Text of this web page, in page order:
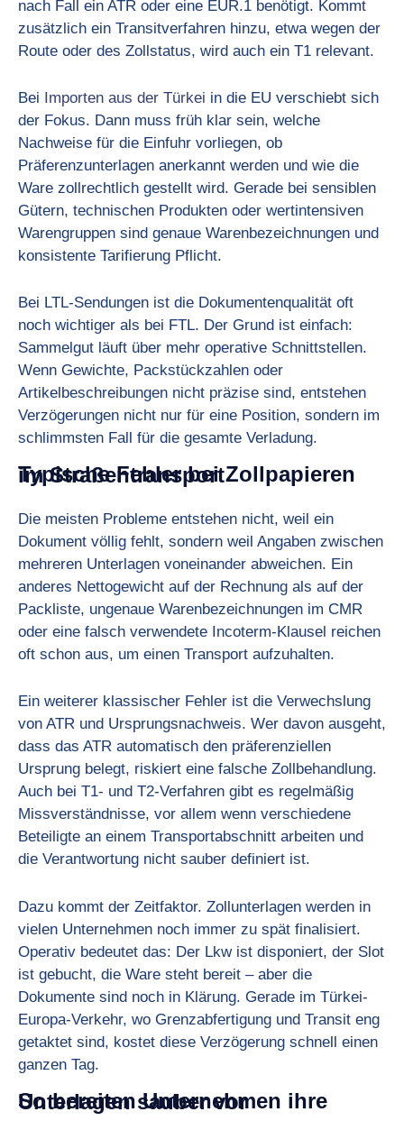
nach Fall ein ATR oder eine EUR.1 benötigt. Kommt
zusätzlich ein Transitverfahren hinzu, etwa wegen der
Route oder des Zollstatus, wird auch ein T1 relevant.
Bei Importen aus der Türkei in die EU verschiebt sich
der Fokus. Dann muss früh klar sein, welche
Nachweise für die Einfuhr vorliegen, ob
Präferenzunterlagen anerkannt werden und wie die
Ware zollrechtlich gestellt wird. Gerade bei sensiblen
Gütern, technischen Produkten oder wertintensiven
Warengruppen sind genaue Warenbezeichnungen und
konsistente Tarifierung Pflicht.
Bei LTL-Sendungen ist die Dokumentenqualität oft
noch wichtiger als bei FTL. Der Grund ist einfach:
Sammelgut läuft über mehr operative Schnittstellen.
Wenn Gewichte, Packstückzahlen oder
Artikelbeschreibungen nicht präzise sind, entstehen
Verzögerungen nicht nur für eine Position, sondern im
schlimmsten Fall für die gesamte Verladung.
Typische Fehler bei Zollpapieren im Straßentransport
Die meisten Probleme entstehen nicht, weil ein
Dokument völlig fehlt, sondern weil Angaben zwischen
mehreren Unterlagen voneinander abweichen. Ein
anderes Nettogewicht auf der Rechnung als auf der
Packliste, ungenaue Warenbezeichnungen im CMR
oder eine falsch verwendete Incoterm-Klausel reichen
oft schon aus, um einen Transport aufzuhalten.
Ein weiterer klassischer Fehler ist die Verwechslung
von ATR und Ursprungsnachweis. Wer davon ausgeht,
dass das ATR automatisch den präferenziellen
Ursprung belegt, riskiert eine falsche Zollbehandlung.
Auch bei T1- und T2-Verfahren gibt es regelmäßig
Missverständnisse, vor allem wenn verschiedene
Beteiligte an einem Transportabschnitt arbeiten und
die Verantwortung nicht sauber definiert ist.
Dazu kommt der Zeitfaktor. Zollunterlagen werden in
vielen Unternehmen noch immer zu spät finalisiert.
Operativ bedeutet das: Der Lkw ist disponiert, der Slot
ist gebucht, die Ware steht bereit – aber die
Dokumente sind noch in Klärung. Gerade im Türkei-
Europa-Verkehr, wo Grenzabfertigung und Transit eng
getaktet sind, kostet diese Verzögerung schnell einen
ganzen Tag.
So bereiten Unternehmen ihre Unterlagen sauber vor